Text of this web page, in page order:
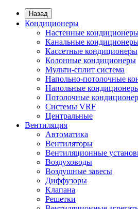
Назад
Кондиционеры
Настенные
Канальные
Кассетные кондиционеры
Колонные кондиционеры
Мульти-сплит система
Напольно-потолочные
Напольные
Потолочные
Системы VRF
Центральные
Вентиляция
Автоматика
Вентиляторы
Вентиляционные
Воздуховоды
Воздушные завесы
Диффузоры
Клапана
Решетки